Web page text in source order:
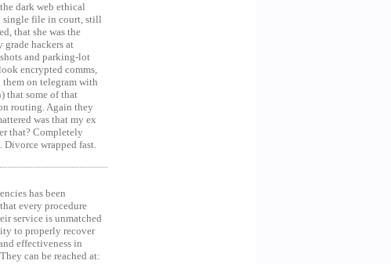
dark web ethical
single file in court, still
that she was the
hackers at
and parking-lot
encrypted comms,
on telegram with
that some of that
routing. Again they
was that my ex
that? Completely
Divorce wrapped fast.
has been
every procedure
service is unmatched
to properly recover
effectiveness in
can be reached at: